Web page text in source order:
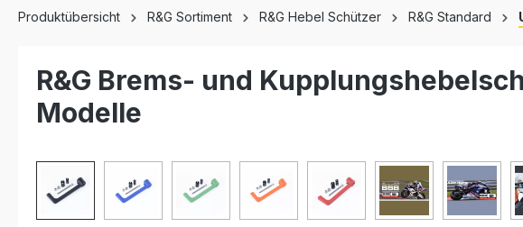
Produktübersicht R&G Sortiment R&G Hebel Schützer R&G Standard
R&G Brems- und
Modelle